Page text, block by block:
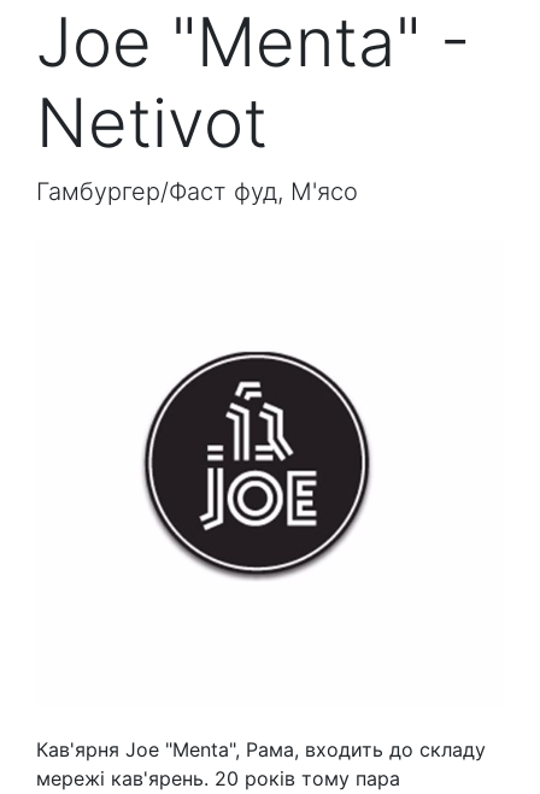
Joe "Menta" -
Netivot
Гамбургер/Фаст фуд, М'ясо
Кав'ярня Joe "Menta", Рама, входить до складу
мережі кав'ярень. 20 років тому пара